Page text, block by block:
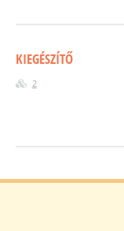
KIEGÉSZÍTŐ
2